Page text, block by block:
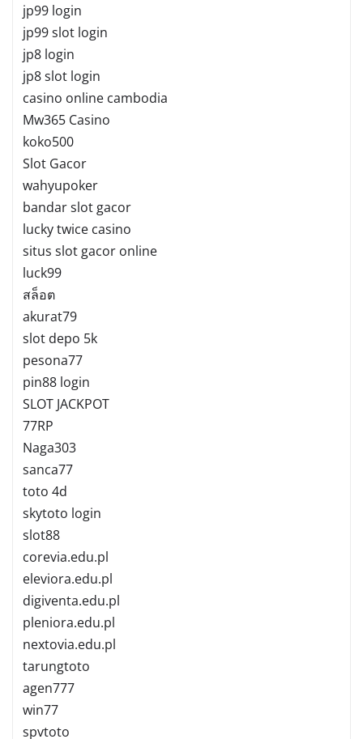
jp99 login
jp99 slot login
jp8 login
jp8 slot login
casino online cambodia
Mw365 Casino
koko500
Slot Gacor
wahyupoker
bandar slot gacor
lucky twice casino
situs slot gacor online
luck99
สล็อต
akurat79
slot depo 5k
pesona77
pin88 login
SLOT JACKPOT
77RP
Naga303
sanca77
toto 4d
skytoto login
slot88
corevia.edu.pl
eleviora.edu.pl
digiventa.edu.pl
pleniora.edu.pl
nextovia.edu.pl
tarungtoto
agen777
win77
spvtoto